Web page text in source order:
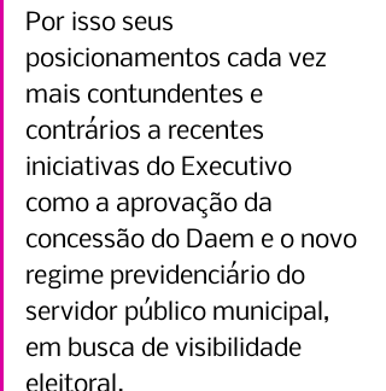
Por isso seus
posicionamentos cada vez
mais contundentes e
contrários a recentes
iniciativas do Executivo
como a aprovação da
concessão do Daem e o novo
regime previdenciário do
servidor público municipal,
em busca de visibilidade